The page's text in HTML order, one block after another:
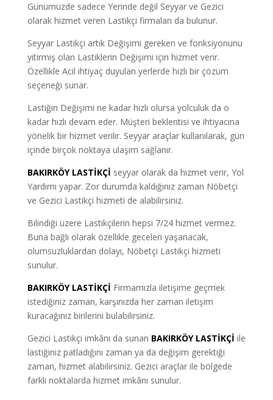
Günümüzde sadece Yerinde değil Seyyar ve Gezici
olarak hizmet veren Lastikçi firmaları da bulunur.
Seyyar Lastikçi artık Değişimi gereken ve fonksiyonunu
yitirmiş olan Lastiklerin Değişimi için hizmet verir.
Özellikle Acil ihtiyaç duyulan yerlerde hızlı bir çözüm
seçeneği sunar.
Lastiğin Değişimi ne kadar hızlı olursa yolculuk da o
kadar hızlı devam eder. Müşteri beklentisi ve ihtiyacına
yönelik bir hizmet verilir. Seyyar araçlar kullanılarak, gün
içinde birçok noktaya ulaşım sağlanır.
BAKIRKÖY LASTİKÇİ seyyar olarak da hizmet verir, Yol
Yardımı yapar. Zor durumda kaldığınız zaman Nöbetçi
ve Gezici Lastikçi hizmeti de alabilirsiniz.
Bilindiği üzere Lastikçilerin hepsi 7/24 hizmet vermez.
Buna bağlı olarak özellikle geceleri yaşanacak,
olumsuzluklardan dolayı, Nöbetçi Lastikçi hizmeti
sunulur.
BAKIRKÖY LASTİKÇİ Firmamızla iletişime geçmek
istediğiniz zaman, karşınızda her zaman iletişim
kuracağınız birilerini bulabilirsiniz.
Gezici Lastikçi imkânı da sunan BAKIRKÖY LASTİKÇİ ile
lastiğiniz patladığını zaman ya da değişim gerektiği
zaman, hizmet alabilirsiniz. Gezici araçlar ile bölgede
farklı noktalarda hizmet imkânı sunulur.